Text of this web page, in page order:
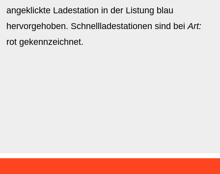
angeklickte Ladestation in der Listung blau
hervorgehoben. Schnellladestationen sind beiArt:
rot gekennzeichnet.